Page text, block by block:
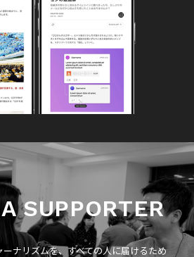
SUPPORTER
ナリズムを、すべての人に届けるため